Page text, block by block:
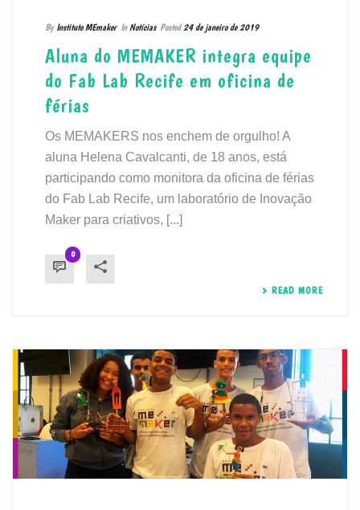
By Instituto MEmaker In Notícias Posted 24 de janeiro de 2019
Aluna do MEMAKER integra equipe
do Fab Lab Recife em oficina de
férias
Os MEMAKERS nos enchem de orgulho! A
aluna Helena Cavalcanti, de 18 anos, está
participando como monitora da oficina de férias
do Fab Lab Recife, um laboratório de Inovação
Maker para criativos, [...]
0
READ MORE